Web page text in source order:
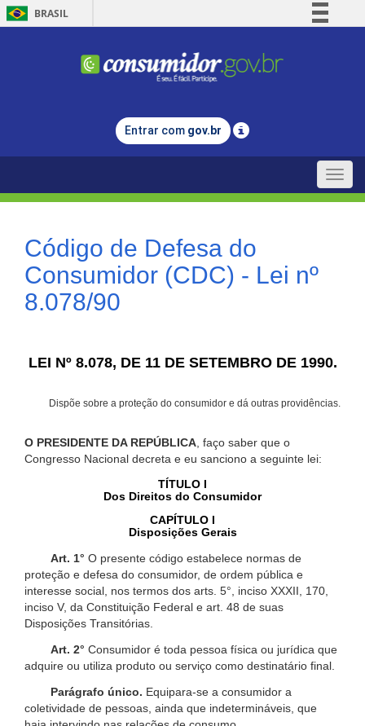
BRASIL
Comunica BR
Legislação
Entrar com gov.br
Toggle
Código de Defesa do
Consumidor (CDC) - Lei nº
8.078/90
LEI Nº 8.078, DE 11 DE SETEMBRO DE 1990.
Dispõe sobre a proteção do consumidor e dá outras providências.
O PRESIDENTE DA REPÚBLICA , faço saber que o
Congresso Nacional decreta e eu sanciono a seguinte lei:
TÍTULO I
Dos Direitos do Consumidor
CAPÍTULO I
Disposições Gerais
Art. 1° O presente código estabelece normas de
proteção e defesa do consumidor, de ordem pública e
interesse social, nos termos dos arts. 5°, inciso XXXII, 170,
inciso V, da Constituição Federal e art. 48 de suas
Disposições Transitórias.
Art. 2° Consumidor é toda pessoa física ou jurídica que
adquire ou utiliza produto ou serviço como destinatário final.
Parágrafo único. Equipara-se a consumidor a
coletividade de pessoas, ainda que indetermináveis, que